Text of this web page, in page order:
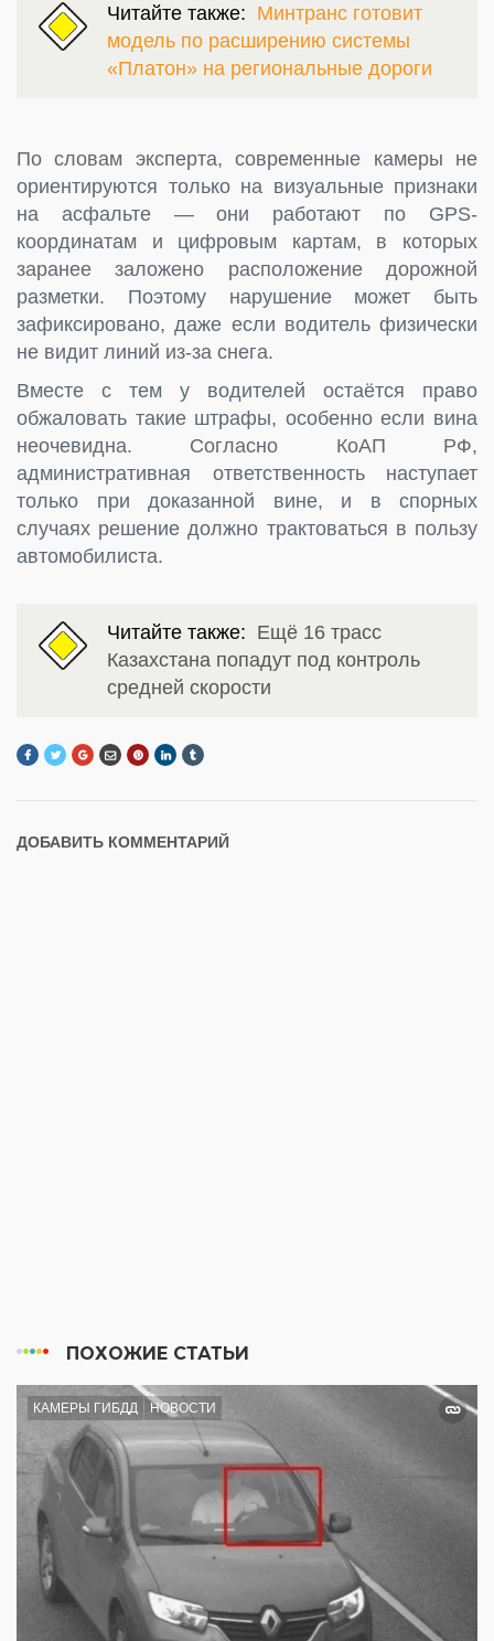
Читайте также: Минтранс готовит
модель по расширению системы
«Платон» на региональные дороги
По словам эксперта, современные камеры не
ориентируются только на визуальные признаки
на асфальте — они работают по GPS-
координатам и цифровым картам, в которых
заранее заложено расположение дорожной
разметки. Поэтому нарушение может быть
зафиксировано, даже если водитель физически
не видит линий из-за снега.
Вместе с тем у водителей остаётся право
обжаловать такие штрафы, особенно если вина
неочевидна. Согласно КоАП РФ,
административная ответственность наступает
только при доказанной вине, и в спорных
случаях решение должно трактоваться в пользу
автомобилиста.
Читайте также: Ещё 16 трасс
Казахстана попадут под контроль
средней скорости
ДОБАВИТЬ КОММЕНТАРИЙ
ПОХОЖИЕ СТАТЬИ
КАМЕРЫ ГИБДД НОВОСТИ